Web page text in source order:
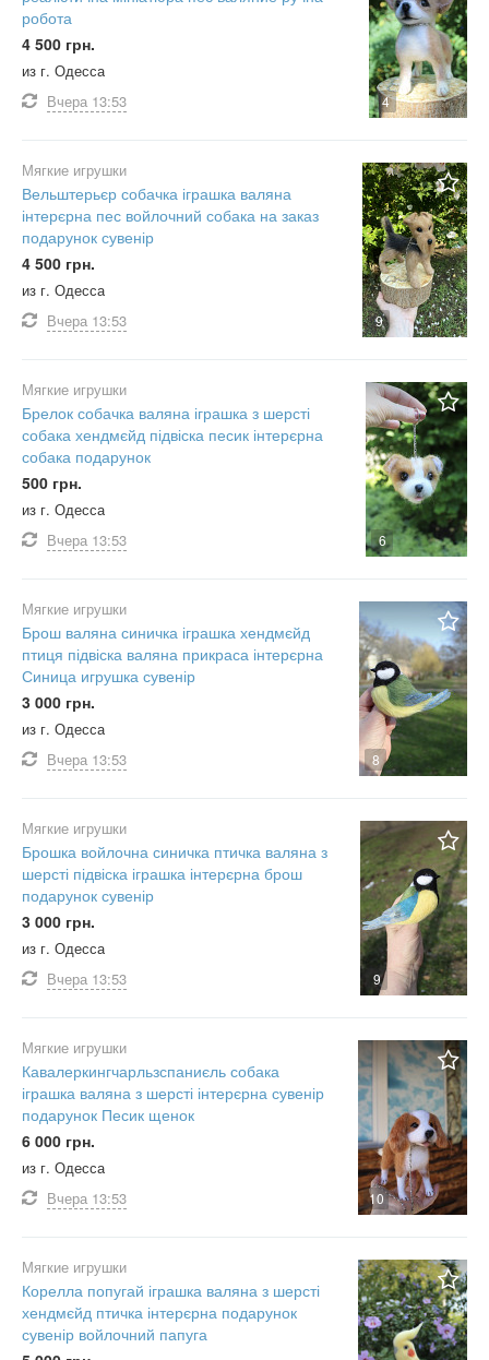
4
робота
4 500 грн.
из г. Одесса
Вчера 13:53
9
Мягкие игрушки
Вельштерьєр собачка іграшка валяна
інтерєрна пес войлочний собака на заказ
подарунок сувенір
4 500 грн.
из г. Одесса
Вчера 13:53
6
Мягкие игрушки
Брелок собачка валяна іграшка з шерсті
собака хендмєйд підвіска песик інтерєрна
собака подарунок
500 грн.
из г. Одесса
Вчера 13:53
8
Мягкие игрушки
Брош валяна синичка іграшка хендмєйд
птиця підвіска валяна прикраса інтерєрна
Синица игрушка сувенір
3 000 грн.
из г. Одесса
Вчера 13:53
9
Мягкие игрушки
Брошка войлочна синичка птичка валяна з
шерсті підвіска іграшка інтерєрна брош
подарунок сувенір
3 000 грн.
из г. Одесса
Вчера 13:53
10
Мягкие игрушки
Кавалеркингчарльзспаниєль собака
іграшка валяна з шерсті інтерєрна сувенір
подарунок Песик щенок
6 000 грн.
из г. Одесса
Вчера 13:53
Мягкие игрушки
Корелла попугай іграшка валяна з шерсті
хендмєйд птичка інтерєрна подарунок
сувенір войлочний папуга